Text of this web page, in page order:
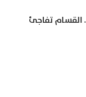
القسام تفاجئ